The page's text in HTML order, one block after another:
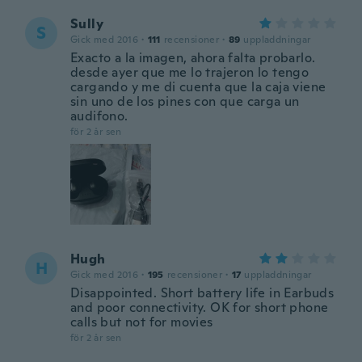
S Sully
Gick med 2016 · 111 recensioner · 89 uppladdningar
Exacto a la imagen, ahora falta probarlo.
desde ayer que me lo trajeron lo tengo
cargando y me di cuenta que la caja viene
sin uno de los pines con que carga un
audifono.
för 2 år sen
H Hugh
Gick med 2016 · 195 recensioner · 17 uppladdningar
Disappointed. Short battery life in Earbuds
and poor connectivity. OK for short phone
calls but not for movies
för 2 år sen